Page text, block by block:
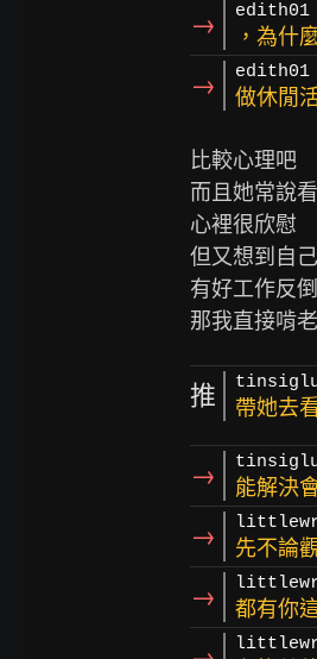
→ edith01
，為什
→ edith01
做休閒
比較心理吧
而且她常說
心裡很欣慰
但又想到自
有好工作反
推 帶她去
→ 能解決
→ 先不論
→ 都有你